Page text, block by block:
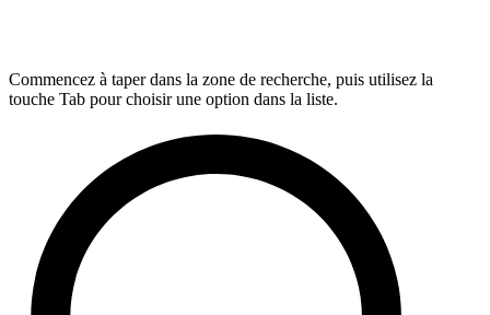
Commencez à taper dans la zone de recherche, puis utilisez la
touche Tab pour choisir une option dans la liste.